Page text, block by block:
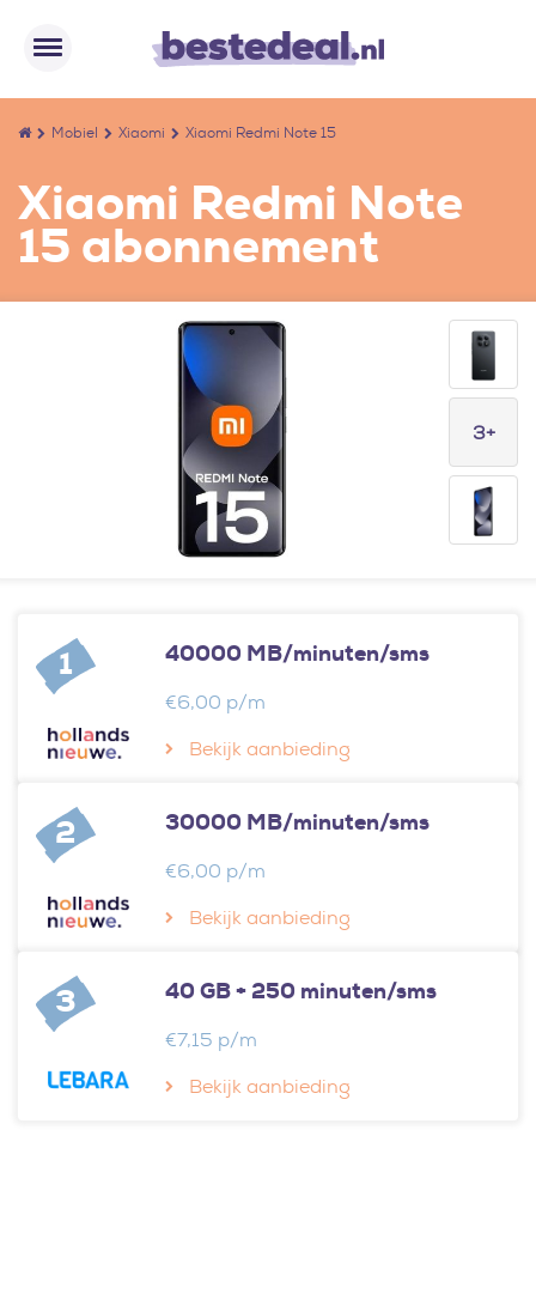
Mobiel Xiaomi Xiaomi Redmi Note 15
Xiaomi Redmi Note
15 abonnement
3+
1 40000 MB/minuten/sms
€6,00 p/m
Bekijk aanbieding
2 30000 MB/minuten/sms
€6,00 p/m
Bekijk aanbieding
3 40 GB + 250 minuten/sms
€7,15 p/m
Bekijk aanbieding